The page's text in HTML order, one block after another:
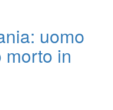
uomo
morto in